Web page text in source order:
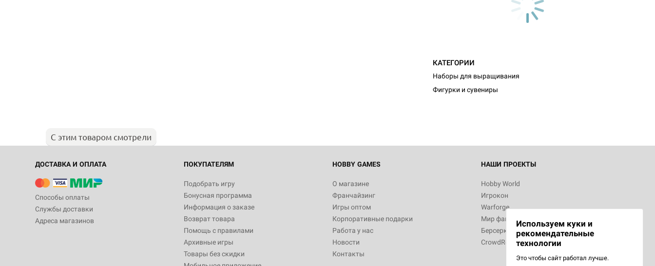
КАТЕГОРИИ
Наборы для выращивания
Фигурки и сувениры
С этим товаром смотрели
ДОСТАВКА И ОПЛАТА
Способы оплаты
Службы доставки
Адреса магазинов
ПОКУПАТЕЛЯМ
Подобрать игру
Бонусная программа
Информация о заказе
Возврат товара
Помощь с правилами
Архивные игры
Товары без скидки
HOBBY GAMES
О магазине
Франчайзинг
Игры оптом
Корпоративные подарки
Работа у нас
Новости
Контакты
НАШИ ПРОЕКТЫ
Hobby World
Игрокон
Warforge
Мир фантастики
Берсерк
CrowdRepublic
Используем куки и
рекомендательные
технологии
Это чтобы сайт работал лучше.